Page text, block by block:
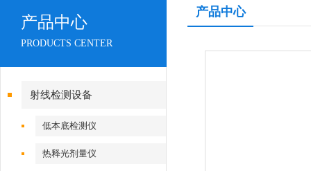
产品中心
PRODUCTS CENTER
射线检测设备
低本底检测仪
热释光剂量仪
产品中心